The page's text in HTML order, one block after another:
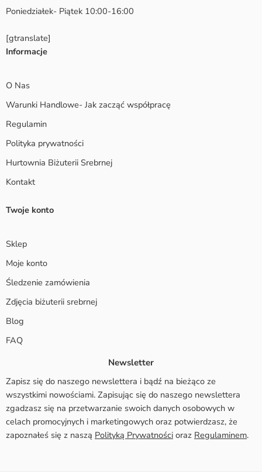
Poniedziałek- Piątek 10:00-16:00
[gtranslate]
Informacje
O Nas
Warunki Handlowe- Jak zacząć współpracę
Regulamin
Polityka prywatności
Hurtownia Biżuterii Srebrnej
Kontakt
Twoje konto
Sklep
Moje konto
Śledzenie zamówienia
Zdjęcia biżuterii srebrnej
Blog
FAQ
Newsletter
Zapisz się do naszego newslettera i bądź na bieżąco ze
wszystkimi nowościami. Zapisując się do naszego newslettera
zgadzasz się na przetwarzanie swoich danych osobowych w
celach promocyjnych i marketingowych oraz potwierdzasz, że
zapoznałeś się z naszą Polityką Prywatności oraz Regulaminem.